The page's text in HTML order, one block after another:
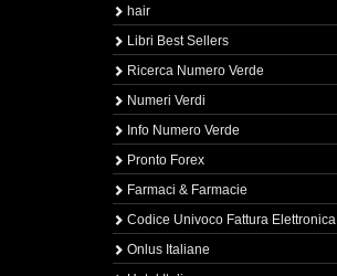
hair
Libri Best Sellers
Ricerca Numero Verde
Numeri Verdi
Info Numero Verde
Pronto Forex
Farmaci & Farmacie
Codice Univoco Fattura Elettronica
Onlus Italiane